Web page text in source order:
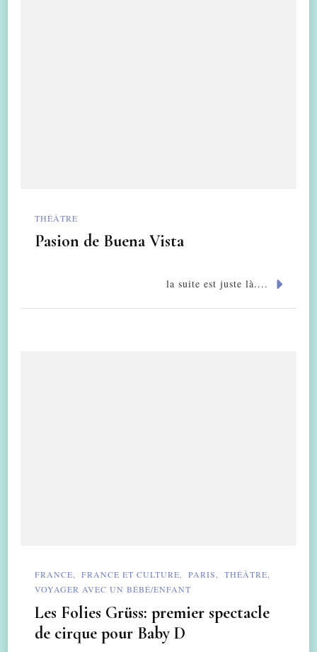
THÉÂTRE
Pasion de Buena Vista
la suite est juste là....
FRANCE FRANCE ET CULTURE PARIS
THÉÂTRE
VOYAGER AVEC UN BÉBÉ/ENFANT
Les Folies Grüss: premier spectacle
de cirque pour Baby D